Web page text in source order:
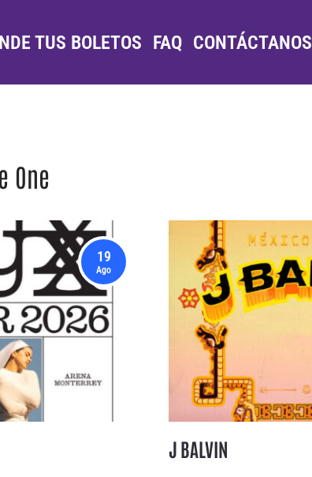
TUS BOLETOS FAQ CONTÁCTANOS
One
19
Ago
J BALVIN